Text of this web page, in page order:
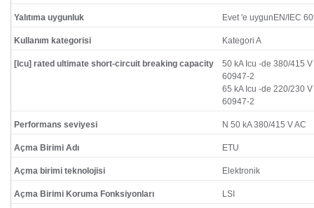
Yalıtıma uygunluk Evet 'e uygunEN/IEC
Kullanım kategorisi Kategori A
[Icu] rated ultimate short-circuit breaking capacity
50 kA Icu -de 380/415
60947-2
65 kA Icu -de 220/230
60947-2
Performans seviyesi N 50 kA 380/415 V AC
Açma Birimi Adı ETU
Açma birimi teknolojisi Elektronik
Açma Birimi Koruma Fonksiyonları LSI